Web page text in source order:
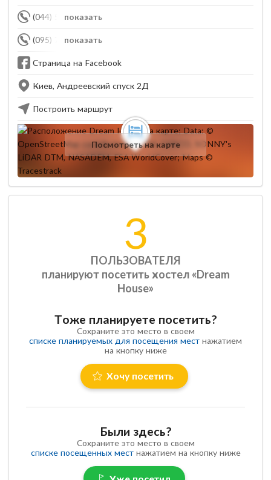
показать
(044) 580-21-69
показать
(095) 703-29-79
Страница на Facebook
Киев, Андреевский спуск 2Д
Построить маршрут
Посмотреть на карте
3
ПОЛЬЗОВАТЕЛЯ
планируют посетить хостел «Dream
House»
Тоже планируете посетить?
Сохраните это место в своем
списке планируемых для посещения мест нажатием
на кнопку ниже
Хочу посетить
Были здесь?
Сохраните это место в своем
списке посещенных местнажатием на кнопку ниже